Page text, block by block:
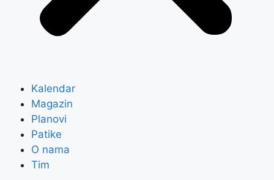
Kalendar
Magazin
Planovi
Patike
O nama
Tim